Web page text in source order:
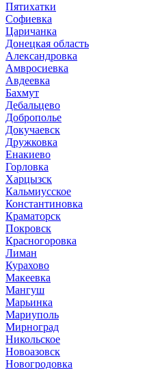
Пятихатки
Софиевка
Царичанка
Донецкая область
Александровка
Амвросиевка
Авдеевка
Бахмут
Дебальцево
Доброполье
Докучаевск
Дружковка
Енакиево
Горловка
Харцызск
Кальмиусское
Константиновка
Краматорск
Покровск
Красногоровка
Лиман
Курахово
Макеевка
Мангуш
Марьинка
Мариуполь
Мирноград
Никольское
Новоазовск
Новогродовка